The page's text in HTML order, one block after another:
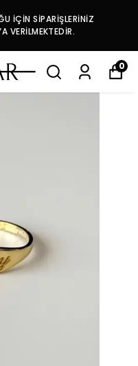
İÇİN SİPARİŞLERİNİZ
VERİLMEKTEDİR.
0